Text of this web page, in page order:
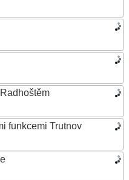
funkcemi Trutnov